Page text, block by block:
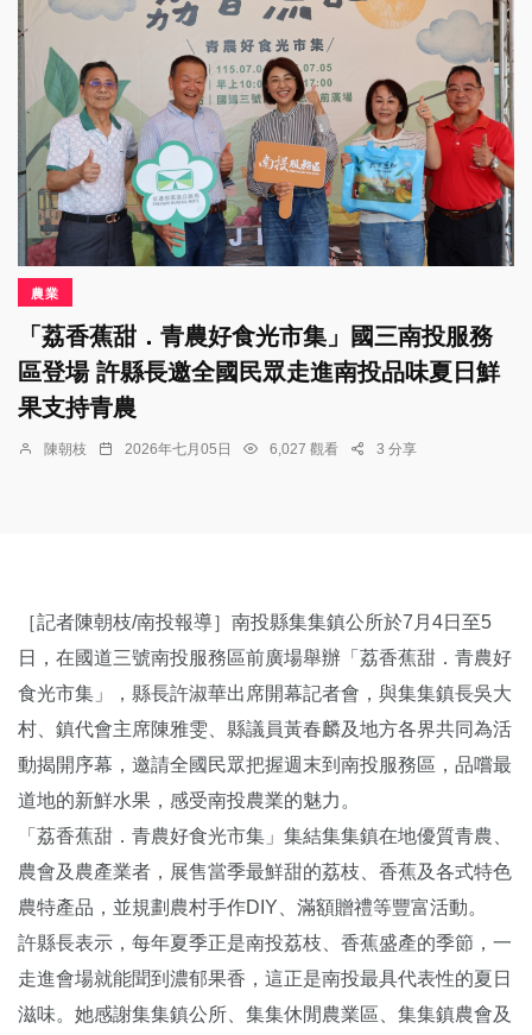
農業
「荔香蕉甜．青農好食光市集」國三南投服務
區登場 許縣長邀全國民眾走進南投品味夏日鮮
果支持青農
陳朝枝 2026年七月05日 6,027 觀看 3 分享
［記者陳朝枝/南投報導］南投縣集集鎮公所於7月4日至5
日，在國道三號南投服務區前廣場舉辦「荔香蕉甜．青農好
食光市集」，縣長許淑華出席開幕記者會，與集集鎮長吳大
村、鎮代會主席陳雅雯、縣議員黃春麟及地方各界共同為活
動揭開序幕，邀請全國民眾把握週末到南投服務區，品嚐最
道地的新鮮水果，感受南投農業的魅力。
「荔香蕉甜．青農好食光市集」集結集集鎮在地優質青農、
農會及農產業者，展售當季最鮮甜的荔枝、香蕉及各式特色
農特產品，並規劃農村手作DIY、滿額贈禮等豐富活動。
許縣長表示，每年夏季正是南投荔枝、香蕉盛產的季節，一
走進會場就能聞到濃郁果香，這正是南投最具代表性的夏日
滋味。她感謝集集鎮公所、集集休閒農業區、集集鎮農會及